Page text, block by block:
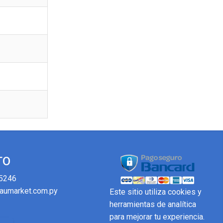
Este sitio utiliza cookies y
herramientas de analítica
para mejorar tu experiencia.